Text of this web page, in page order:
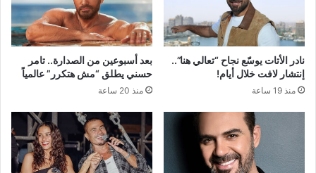
نادر الأتات يوسّع نجاح “تعالي هنا”..
إنتشار لافت خلال أيام!
منذ 19 ساعة
بعد أسبوعين من الصدارة.. تامر
حسني يطلق “مش هتكرر” عالمياً
منذ 20 ساعة